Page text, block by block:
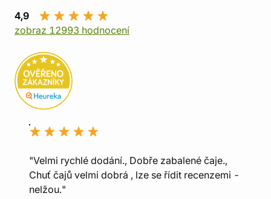
4,9
zobraz 12993 hodnocení
"Velmi rychlé dodání., Dobře zabalené čaje.,
Chuť čajů velmi dobrá , lze se řídit recenzemi -
nelžou."